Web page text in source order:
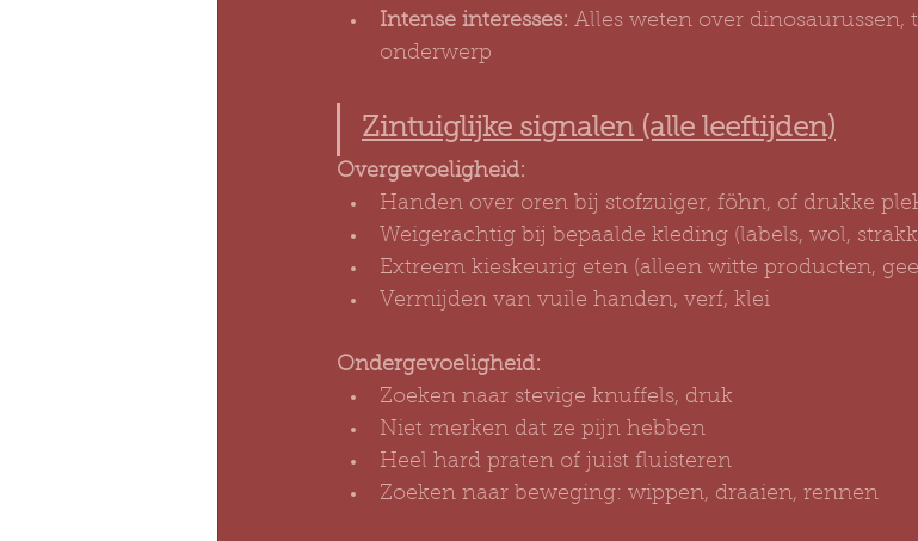
Intense interesses: Alles weten over dinosaurussen,
onderwerp
Zintuiglijke signalen (alle leeftijden)
Overgevoeligheid:
Handen over oren bij stofzuiger, föhn, of drukke
Weigerachtig bij bepaalde kleding (labels, wol,
Extreem kieskeurig eten (alleen witte producten,
Vermijden van vuile handen, verf, klei
Ondergevoeligheid:
Zoeken naar stevige knuffels, druk
Niet merken dat ze pijn hebben
Heel hard praten of juist fluisteren
Zoeken naar beweging: wippen, draaien, rennen